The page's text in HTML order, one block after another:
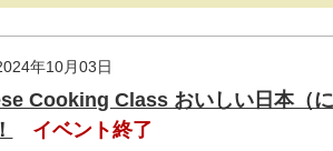
年10月03日
Cooking Class おいしい日本（
イベント終了